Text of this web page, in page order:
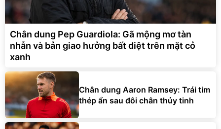
Chân dung Pep Guardiola: Gã mộng mơ tàn
nhẫn và bản giao hưởng bất diệt trên mặt cỏ
xanh
Chân dung Aaron Ramsey: Trái tim
thép ẩn sau đôi chân thủy tinh